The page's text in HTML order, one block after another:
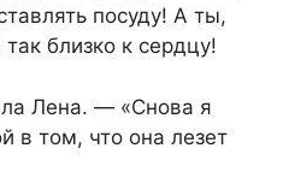
посуду! А ты,
близко к сердцу!
Лена. — «Снова я
в том, что она лезет